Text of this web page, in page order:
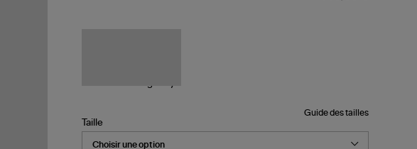
Guide des tailles
Taille